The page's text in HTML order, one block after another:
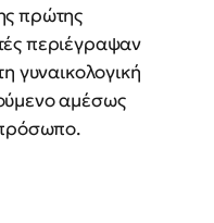
πρώτης
περιέγραψαν
γυναικολογική
αμέσως
πρόσωπο.